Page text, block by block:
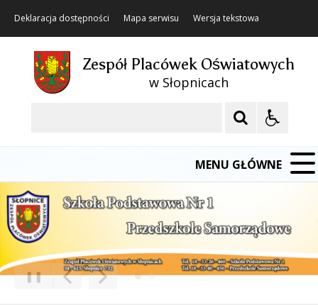
Deklaracja dostępności Mapa serwisu Wersja tekstowa
Zespół Placówek Oświatowych
w Słopnicach
MENU GŁÓWNE
Poprzedni Element
Następny Element
❚❚